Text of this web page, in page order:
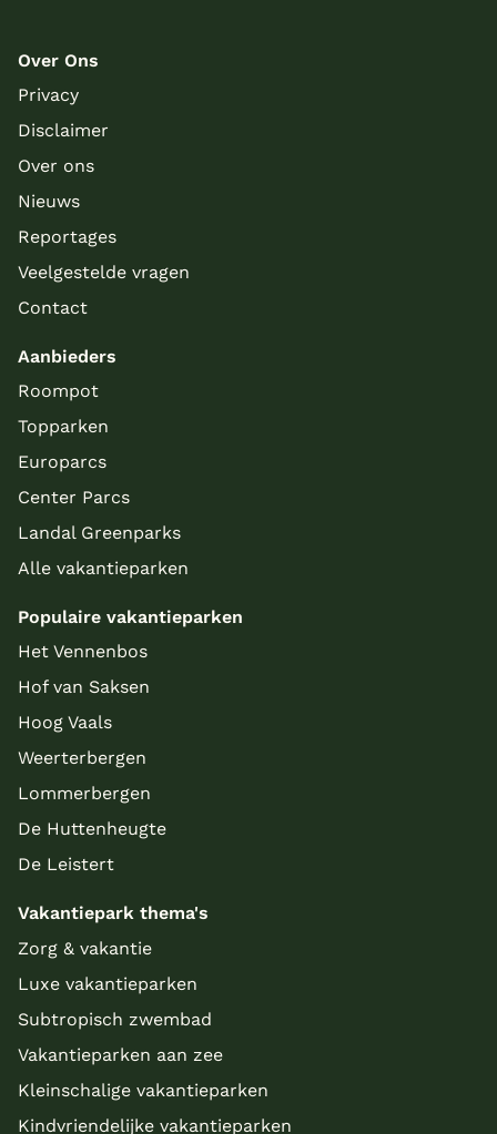
Over Ons
Privacy
Disclaimer
Over ons
Nieuws
Reportages
Veelgestelde vragen
Contact
Aanbieders
Roompot
Topparken
Europarcs
Center Parcs
Landal Greenparks
Alle vakantieparken
Populaire vakantieparken
Het Vennenbos
Hof van Saksen
Hoog Vaals
Weerterbergen
Lommerbergen
De Huttenheugte
De Leistert
Vakantiepark thema's
Zorg & vakantie
Luxe vakantieparken
Subtropisch zwembad
Vakantieparken aan zee
Kleinschalige vakantieparken
Kindvriendelijke vakantieparken